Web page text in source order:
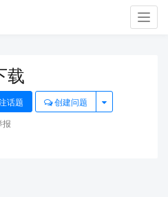
载
话题
创建问题
报